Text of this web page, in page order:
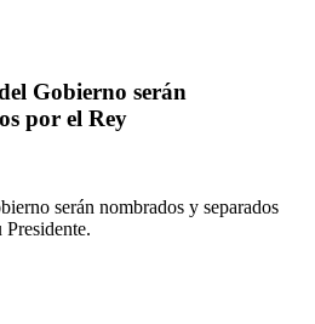
Gobierno serán
por el Rey
serán nombrados y separados
Presidente.